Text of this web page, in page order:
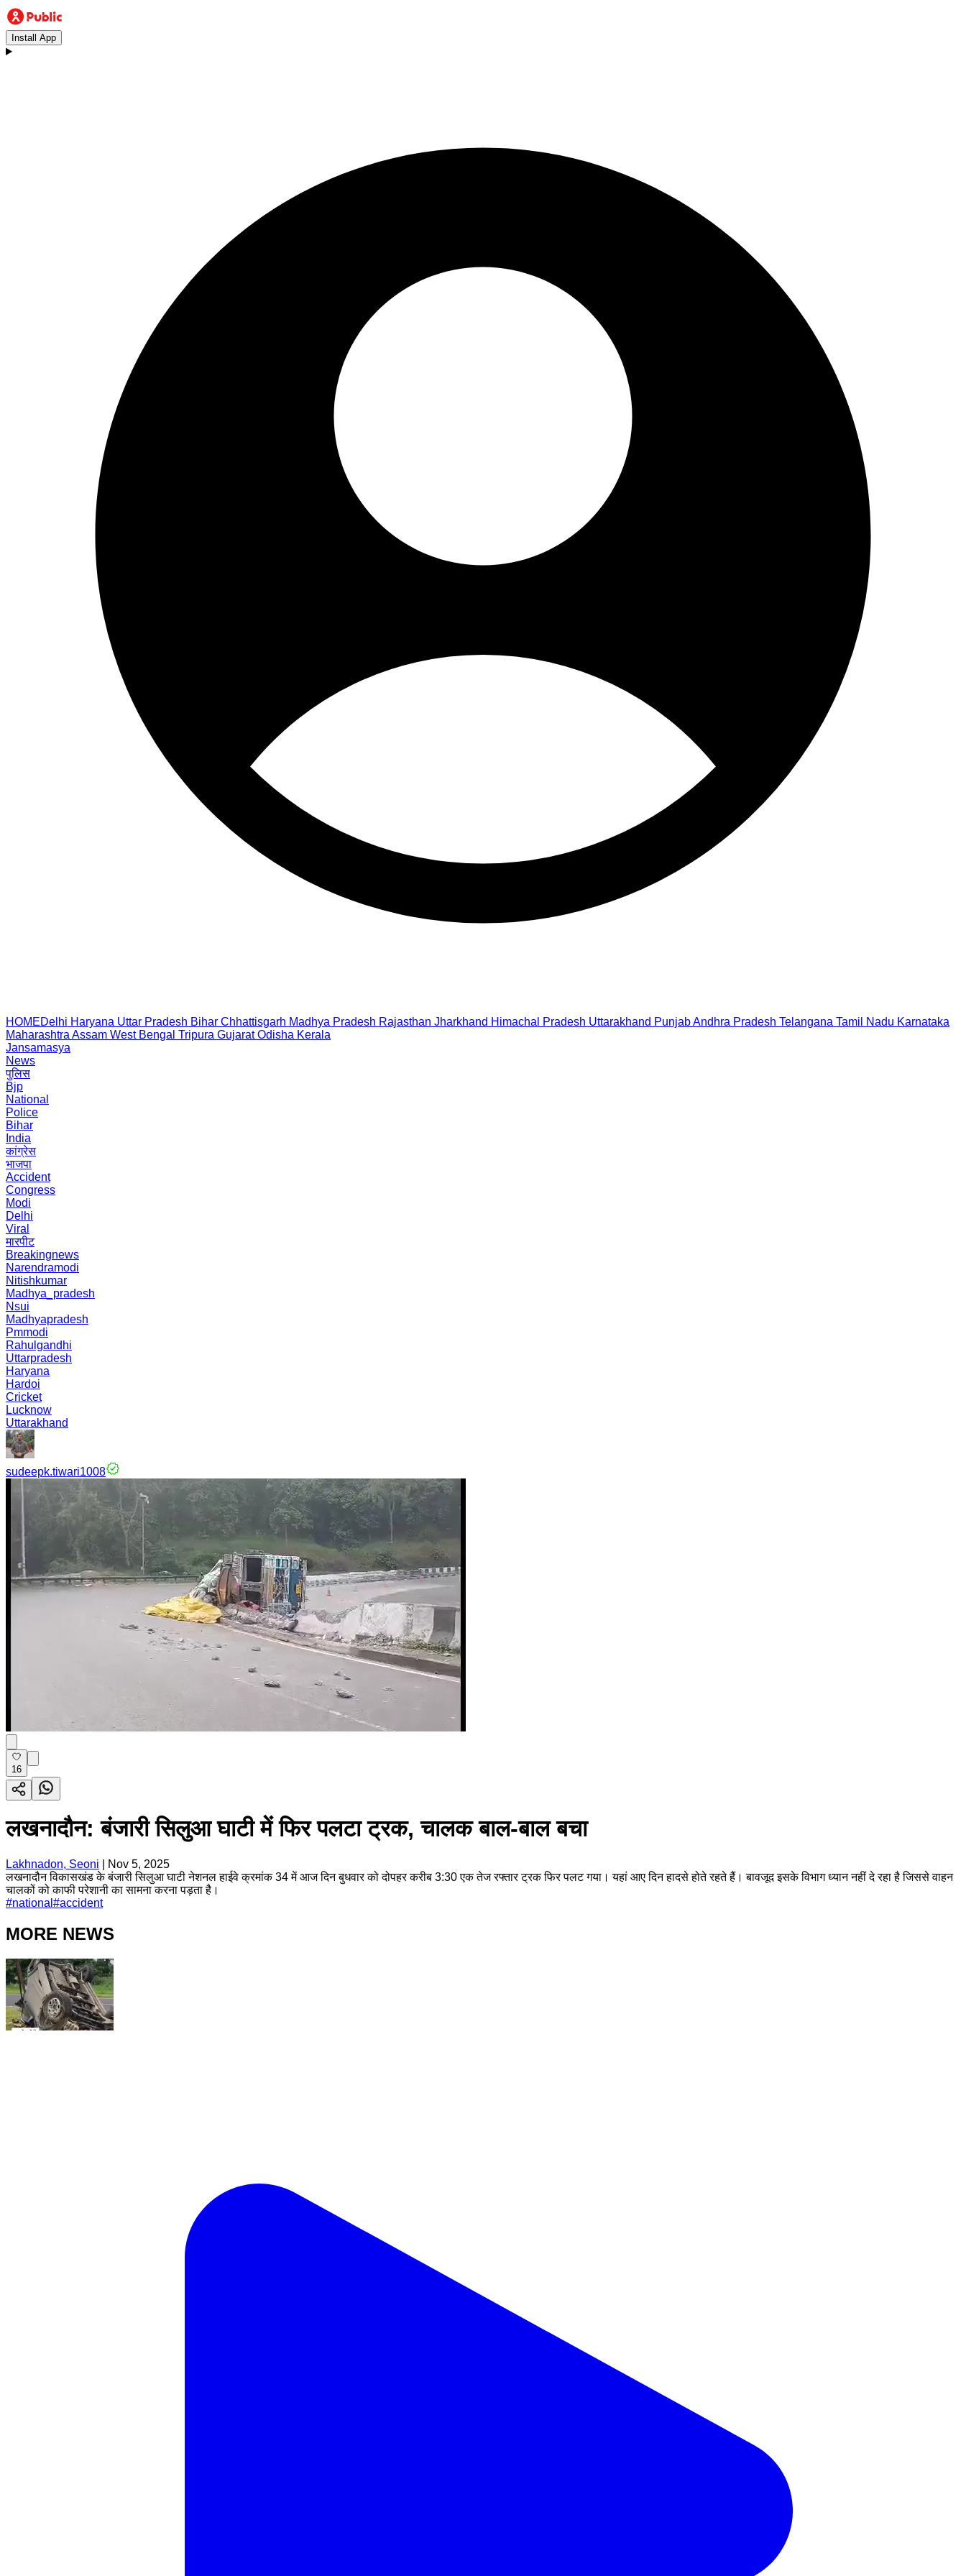
Install App
HOMEDelhi Haryana Uttar Pradesh Bihar Chhattisgarh Madhya Pradesh Rajasthan Jharkhand Himachal Pradesh Uttarakhand PunjabAndhra Pradesh Telangana Tamil Nadu Karnataka
Maharashtra Assam West Bengal Tripura Gujarat Odisha Kerala
Jansamasya
News
पुलिस
Bjp
National
Police
Bihar
India
कांग्रेस
भाजपा
Accident
Congress
Modi
Delhi
Viral
मारपीट
Breakingnews
Narendramodi
Nitishkumar
Madhya_pradesh
Nsui
Madhyapradesh
Pmmodi
Rahulgandhi
Uttarpradesh
Haryana
Hardoi
Cricket
Lucknow
Uttarakhand
sudeepk.tiwari1008
16
लखनादौन: बंजारी सिलुआ घाटी में फिर पलटा ट्रक, चालक बाल-बाल बचा
Lakhnadon, Seoni
Nov 5, 2025
लखनादौन विकासखंड के बंजारी सिलुआ घाटी नेशनल हाईवे क्रमांक 34 में आज दिन बुधवार को दोपहर करीब 3:30 एक तेज रफ्तार ट्रक फिर पलट गया। यहां आए दिन हादसे होते रहते हैं। बावजूद इसके विभाग ध्यान नहीं दे रहा है जिससे वाहन
चालकों को काफी परेशानी का सामना करना पड़ता है।
#national #accident
MORE NEWS